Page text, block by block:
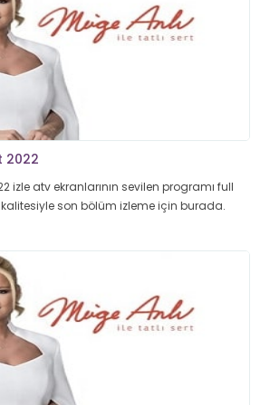
2022
izle atv ekranlarının sevilen programı full
son bölüm izleme için burada.